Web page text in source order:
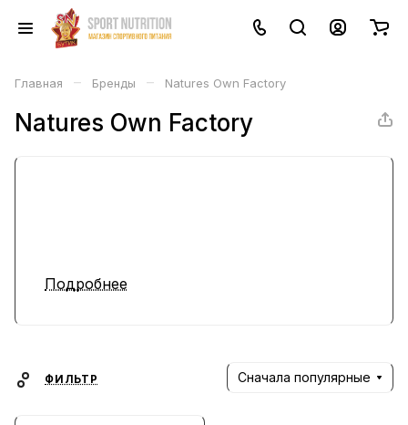
Главная – Бренды – Natures Own Factory
Natures Own Factory
Подробнее
ФИЛЬТР Сначала популярные